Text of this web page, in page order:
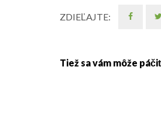
ZDIEĽAJTE:
Tiež sa vám môže